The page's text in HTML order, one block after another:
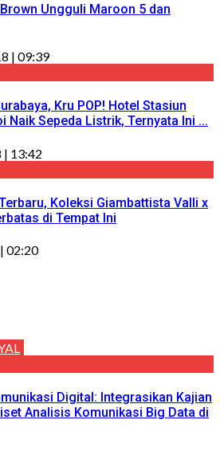
Ungguli Maroon 5 dan
| 09:39
Kru POP! Hotel Stasiun
Naik Sepeda Listrik, Ternyata Ini ...
| 13:42
Koleksi Giambattista Valli x
di Tempat Ini
02:20
Digital: Integrasikan Kajian
Analisis Komunikasi Big Data di